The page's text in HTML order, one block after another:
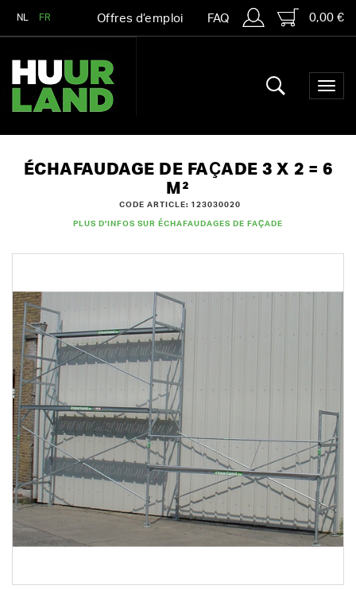
NL FR Offres d’emploi FAQ 0,00 €
ÉCHAFAUDAGE DE FAÇADE 3 X 2 = 6
M²
CODE ARTICLE: 123030020
PLUS D'INFOS SUR ÉCHAFAUDAGES DE FAÇADE